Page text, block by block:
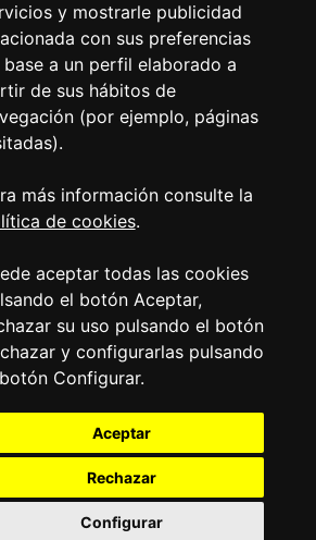
y mostrarle publicidad
con sus preferencias
base a un perfil elaborado a
de sus hábitos de
(por ejemplo, páginas
más información consulte la
de cookies.
aceptar todas las cookies
el botón Aceptar,
su uso pulsando el botón
y configurarlas pulsando
Configurar.
Aceptar
Rechazar
Configurar
es una Entidad de
del Banco de
en cambio de
pagos y
que presta estos
como a
| Atención al Cliente
web
Política de Calidad
Canal Externo | Accesibilidad
- Powered by
derechos reservados